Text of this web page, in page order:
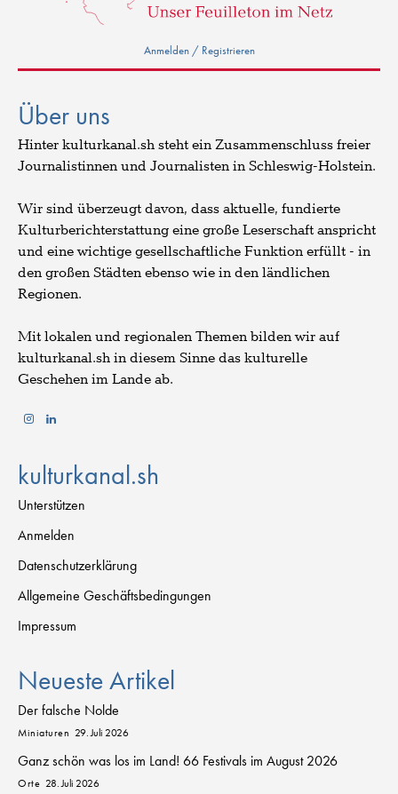
Anmelden / Registrieren
Über uns
Hinter kulturkanal.sh steht ein Zusammenschluss freier
Journalistinnen und Journalisten in Schleswig-Holstein.
Wir sind überzeugt davon, dass aktuelle, fundierte
Kulturberichterstattung eine große Leserschaft anspricht
und eine wichtige gesellschaftliche Funktion erfüllt - in
den großen Städten ebenso wie in den ländlichen
Regionen.
Mit lokalen und regionalen Themen bilden wir auf
kulturkanal.sh in diesem Sinne das kulturelle
Geschehen im Lande ab.
kulturkanal.sh
Unterstützen
Anmelden
Datenschutzerklärung
Allgemeine Geschäftsbedingungen
Impressum
Neueste Artikel
Der falsche Nolde
Miniaturen 29. Juli 2026
Ganz schön was los im Land! 66 Festivals im August 2026
Orte 28. Juli 2026